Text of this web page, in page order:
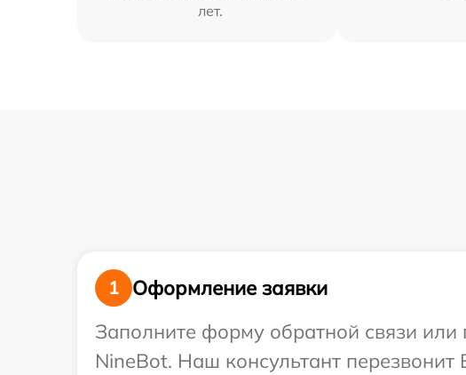
лет.
1
Оформление заявки
Заполните форму обратной связи или
NineBot. Наш консультант